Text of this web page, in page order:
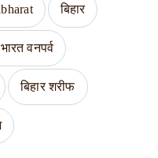
बिहार
वनपर्व
बिहार शरीफ